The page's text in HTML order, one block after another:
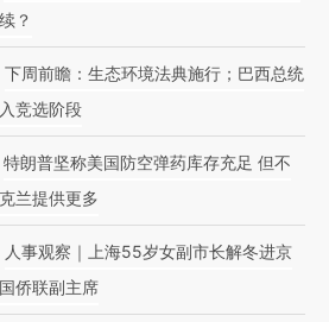
？
下周前瞻：生态环境法典施行；巴西总统
竞选阶段
特朗普坚称美国防空弹药库存充足 但不
兰提供更多
人事观察｜上海55岁女副市长解冬进京
侨联副主席